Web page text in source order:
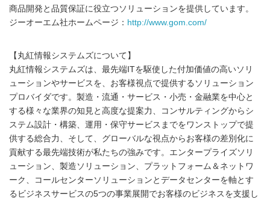
商品開発と品質保証に役立つソリューションを提供しています。
ジーオーエム社ホームページ： http://www.gom.com/
【丸紅情報システムズについて】
丸紅情報システムズは、最先端ITを駆使した付加価値の高いソリ
ューションやサービスを、お客様視点で提供するソリューション
プロバイダです。製造・流通・サービス・小売・金融業を中心と
する様々な業界の知見と高度な提案力、コンサルティングからシ
ステム設計・構築、運用・保守サービスまでをワンストップで提
供する総合力、そして、グローバルな視点からお客様の差別化に
貢献する最先端技術が私たちの強みです。エンタープライズソリ
ューション、製造ソリューション、プラットフォーム＆ネットワ
ーク、コールセンターソリューションとデータセンターを軸とす
るビジネスサービスの5つの事業展開でお客様のビジネスを支援し